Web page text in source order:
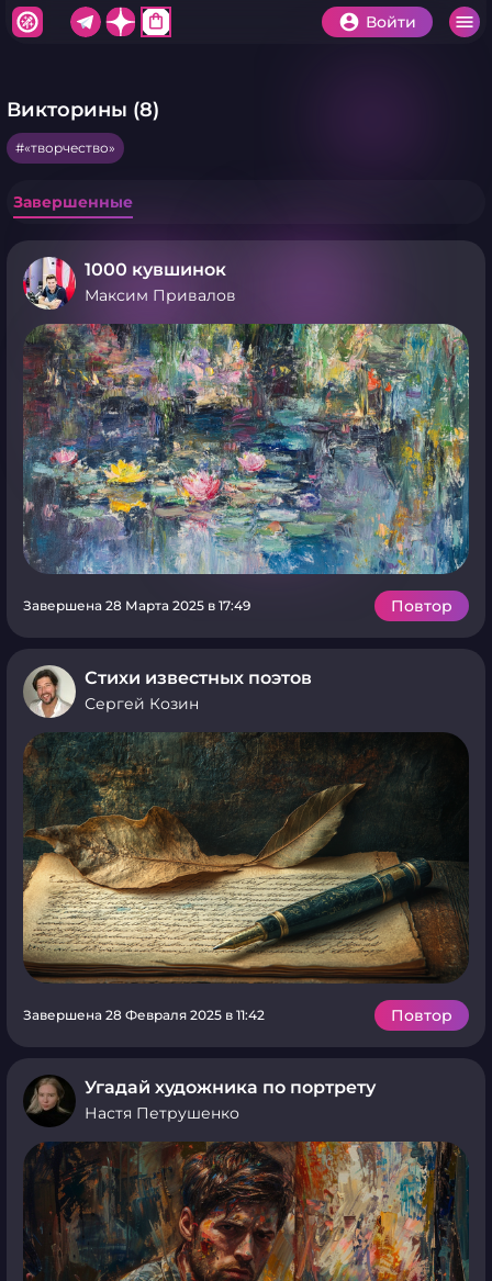
shopping_bag Войти
Викторины (8)
«творчество»
Завершенные
1000 кувшинок
Максим Привалов
Завершена 28 Марта 2025 в 17:49 Повтор
Стихи известных поэтов
Сергей Козин
Завершена 28 Февраля 2025 в 11:42 Повтор
Угадай художника по портрету
Настя Петрушенко